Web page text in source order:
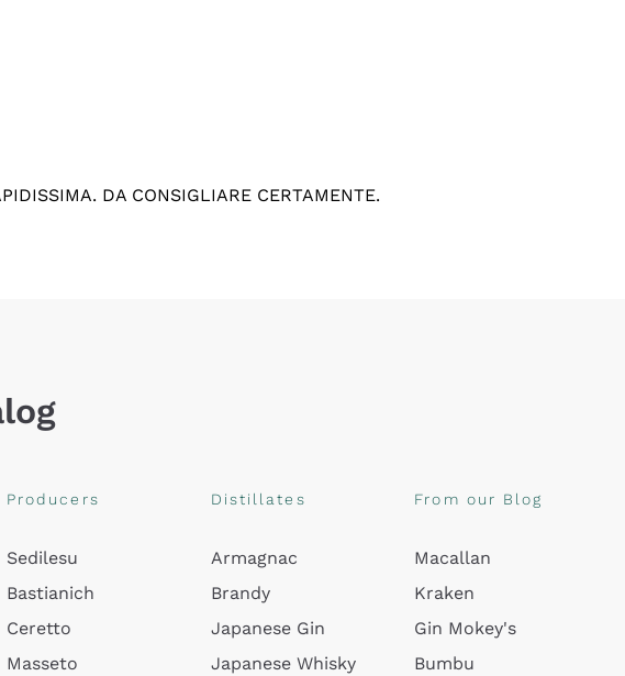
DA CONSIGLIARE CERTAMENTE.
Producers
Sedilesu
Bastianich
Ceretto
Masseto
Distillates
Armagnac
Brandy
Japanese Gin
Japanese Whisky
From our Blog
Macallan
Kraken
Gin Mokey's
Bumbu